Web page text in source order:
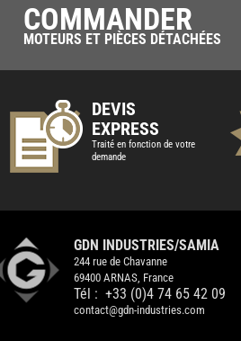
COMMANDER
MOTEURS ET PIÈCES DÉTACHÉES
DEVIS
EXPRESS
Traité en fonction de votre
demande
GDN INDUSTRIES/SAMIA
244 rue de Chavanne
69400 ARNAS, France
Tél : +33 (0)4 74 65 42 09
contact@gdn-industries.com